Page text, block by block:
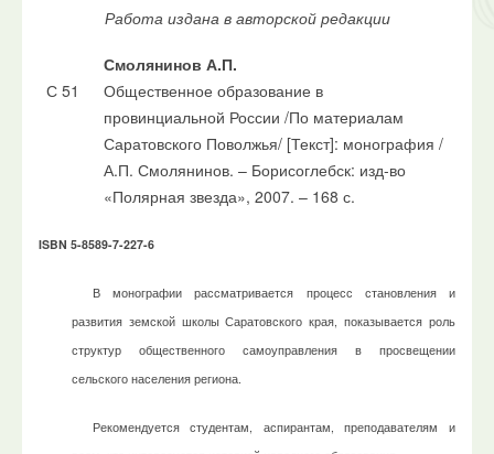
Работа издана в авторской редакции
Смолянинов А.П.
С 51
Общественное образование в
провинциальной России /По материалам
Саратовского Поволжья/ [Текст]: монография /
А.П. Смолянинов. – Борисоглебск: изд-во
«Полярная звезда», 2007. – 168 с.
ISBN 5-8589-7-227-6
В монографии рассматривается процесс становления и
развития земской школы Саратовского края, показывается роль
структур общественного самоуправления в просвещении
сельского населения региона.
Рекомендуется студентам, аспирантам, преподавателям и